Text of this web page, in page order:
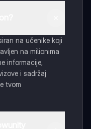
na učenike koji
na milionima
informacije,
i sadržaj
tvom